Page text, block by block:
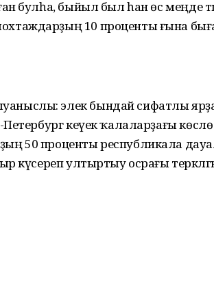
булһа, быйыл был һан өс меңде
10 проценты ғына быға
элек бындай сифатлы
Петербург кеүек ҡалаларҙағы көслө
50 проценты республикала
күсереп ултыртыу осрағы